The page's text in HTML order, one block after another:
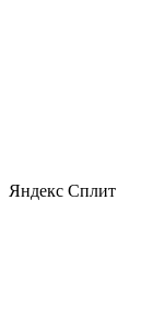
Яндекс Сплит